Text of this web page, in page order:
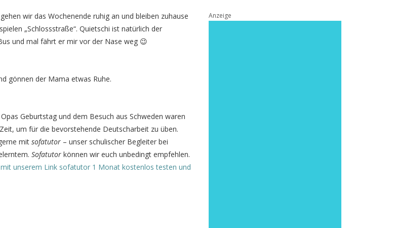
wir das Wochenende ruhig an und bleiben zuhause
„Schlossstraße“. Quietschi ist natürlich der
und mal fährt er mir vor der Nase weg 😉
gönnen der Mama etwas Ruhe.
Geburtstag und dem Besuch aus Schweden waren
um für die bevorstehende Deutscharbeit zu üben.
mit sofatutor – unser schulischer Begleiter bei
Sofatutor können wir euch unbedingt empfehlen.
mit unserem Link sofatutor 1 Monat kostenlos testen und
Anzeige